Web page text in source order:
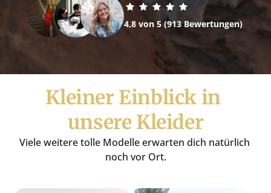
4,8 von 5 (913 Bewertungen)
Kleiner Einblick
in
unsere Kleider
Viele weitere tolle Modelle erwarten dich
noch vor Ort.